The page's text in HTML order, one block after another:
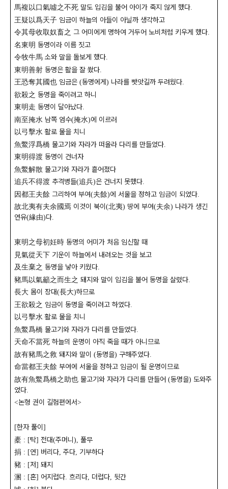
馬複以口氣噓之不死 말도 입김을 불어 아이가 죽지 않게 했다.
王疑以爲天子 임금이 하늘의 아들이 아닐까 생각하고
令其母收取奴畜之 그 어미에게 명하여 거두어 노비처럼 키우게 했다.
名東明 동명이라 이름 짓고
令牧牛馬 소와 말을 돌보게 했다.
東明善射 동명은 활을 잘 쐈다.
王恐奪其國也 임금은 (동명에게 ) 나라를 뺏앗길까 두려웠다.
欲殺之 동명을 죽이려고 하니
東明走 동명이 달아났다.
南至掩水 남쪽 엄수(掩水)에 이르러
以弓擊水활로 물을 치니
魚鱉浮爲橋 물고기와 자라가 떠올라 다리를 만들었다.
東明得渡 동명이 건너자
魚鱉解散 물고기와 자라가 흩어졌다
追兵不得渡 추격병들(追兵)은 건너지 못했다.
因都王夫餘 그리하여 부여(夫餘)에 서울을 정하고 임금이 되었다.
故北夷有夫余國焉 이것이 북이 (北夷) 땅에 부여(夫余) 나라가 생긴
연유(緣由)다.
東明之母初妊時 동명의 어미가 처음 임신할 때
見氣從天下 기운이 하늘에서 내려오는 것을 보고
及生棄之 동명을 낳아 키웠다.
豬馬以氣籲之而生之 돼지와 말이 입김을 불어 동명을 살렸다.
長大 몸이 장대(長大)하므로
王欲殺之 임금이 동명을 죽이려고 하였다.
以弓擊水활로 물을 치니
魚鱉爲橋 물고기와 자라가 다리를 만들었다.
天命不當死하늘의 운명이 아직 죽을 때가 아니므로
故有豬馬之救 돼지와 말이 (동명을) 구해주었다.
命當都王夫餘 부여에 서울을 정하고 임금이 될 운명이므로
故有魚鱉爲橋之助也 물고기와 자라가 다리를 만들어 (동명을) 도와주
었다.
<논형 권이 길험편에서>
[한자 풀이 ]
橐 : [탁] 전대(주머니), 풀무
捐 : [연] 버리다, 주다, 기부하다
豬 : [저] 돼지
溷 : [혼] 어지럽다. 흐리다, 더럽다, 뒷간